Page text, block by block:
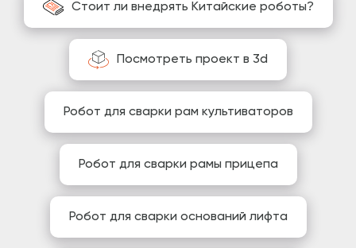
Стоит ли внедрять Китайские роботы?
Посмотреть проект в 3d
Робот для сварки рам культиваторов
Робот для сварки рамы прицепа
Робот для сварки оснований лифта